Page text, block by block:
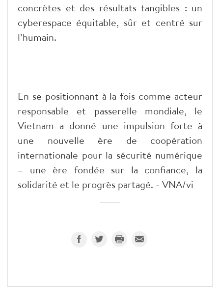
concrètes et des résultats tangibles : un
cyberespace équitable, sûr et centré sur
l’humain.
En se positionnant à la fois comme acteur
responsable et passerelle mondiale, le
Vietnam a donné une impulsion forte à
une nouvelle ère de coopération
internationale pour la sécurité numérique
– une ère fondée sur la confiance, la
solidarité et le progrès partagé. - VNA/vi